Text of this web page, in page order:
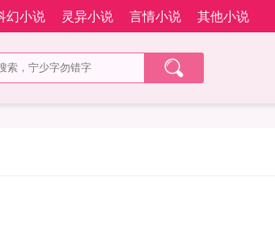
幻小说 灵异小说 言情小说 其他小说